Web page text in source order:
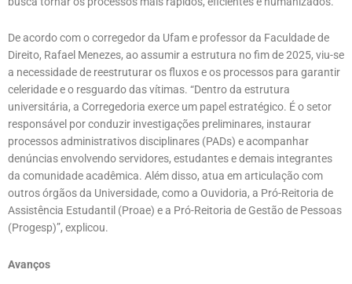
De acordo com o corregedor da Ufam e professor da Faculdade de
Direito, Rafael Menezes, ao assumir a estrutura no fim de 2025, viu-se
a necessidade de reestruturar os fluxos e os processos para garantir
celeridade e o resguardo das vítimas. “Dentro da estrutura
universitária, a Corregedoria exerce um papel estratégico. É o setor
responsável por conduzir investigações preliminares, instaurar
processos administrativos disciplinares (PADs) e acompanhar
denúncias envolvendo servidores, estudantes e demais integrantes
da comunidade acadêmica. Além disso, atua em articulação com
outros órgãos da Universidade, como a Ouvidoria, a Pró-Reitoria de
Assistência Estudantil (Proae) e a Pró-Reitoria de Gestão de Pessoas
(Progesp)”, explicou.
Avanços